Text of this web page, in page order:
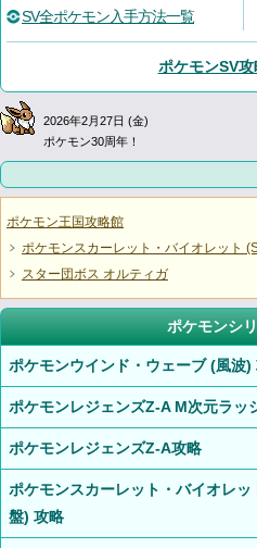
SV全ポケモン入手方法一覧
ポケモンSV攻
2026年2月27日 (金)
ポケモン30周年！
ポケモン王国攻略館
ポケモンスカーレット・バイオレット
スター団ボス オルティガ
ポケモンシ
ポケモンウインド・ウェーブ (風波)
ポケモンレジェンズZ-A M次元ラッ
ポケモンレジェンズZ-A攻略
ポケモンスカーレット・バイオレ
盤) 攻略